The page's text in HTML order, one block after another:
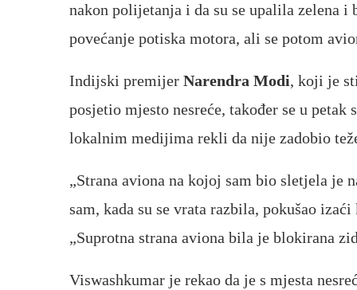
nakon polijetanja i da su se upalila zelena
povećanje potiska motora, ali se potom
Indijski premijer Narendra Modi, koji je
posjetio mjesto nesreće, također se u
lokalnim medijima rekli da nije zadobio
„Strana aviona na kojoj sam bio sletjela je
sam, kada su se vrata razbila, pokušao
„Suprotna strana aviona bila je blokirana
Viswashkumar je rekao da je s mjesta